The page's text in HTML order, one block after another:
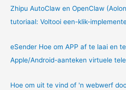
Zhipu AutoClaw en OpenClaw
tutoriaal: Voltooi een-klik-
eSender Hoe om APP af te laai en
Apple/Android-aanteken virtuele
Hoe om uit te vind of 'n webwerf